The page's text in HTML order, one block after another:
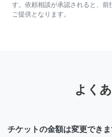
す。依頼相談が承認されると、
ご提供となります。
よく
チケットの金額は変更できま